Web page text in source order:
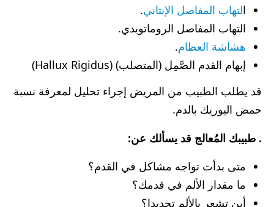
التهاب المفاصل الإنتاني.
التهاب المفاصل الروماتويدي.
هشاشة العظام.
إبهام القدم الصَّمِل (المتصلب) (Hallux Rigidus)
قد يطلب الطبيب من المريض إجراء تحليل لمعرفة نسبة
حمض اليوريك بالدم.
. طبيبك المُعالج قد يسألك عن:
متى بدأت تواجه مشاكل في القدم؟
ما مقدار الألم في قدمك؟
أين تشعر بالألم تحديدا؟